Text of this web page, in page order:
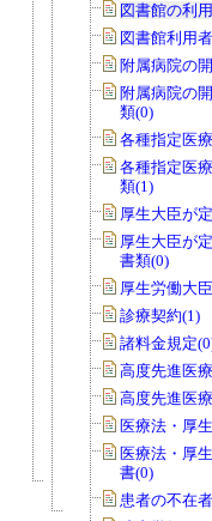
図書館の利
図書館利用
附属病院の
附属病院の
類(0)
各種指定医
各種指定医
類(1)
厚生大臣が
厚生大臣が
書類(0)
厚生労働大
診療契約(1)
諸料金規定
高度先進医
高度先進医
医療法・厚
医療法・厚
書(0)
患者の不在